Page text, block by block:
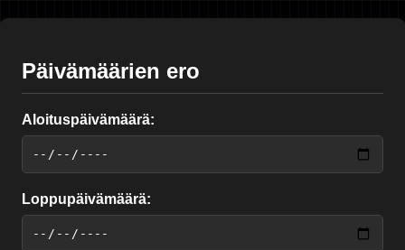
Päivämäärien ero
Aloituspäivämäärä:
Loppupäivämäärä: